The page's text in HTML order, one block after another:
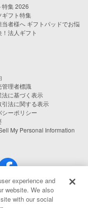
特集 2026
ギフト特集
当者様へ ギフトパッドでお悩
法人ギフト
理者標識
法に基づく表示
引法に関する表示
シーポリシー
My Personal Information
experience and
website. We also
with our social